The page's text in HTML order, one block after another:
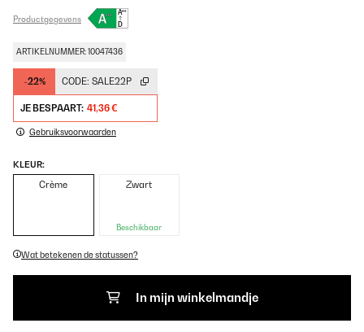
Productgegevens
ARTIKELNUMMER: 10047436
-22% CODE: SALE22P
JE BESPAART: 41,36 €
Gebruiksvoorwaarden
KLEUR:
Crème Zwart
Beschikbaar
Wat betekenen de statussen?
In mijn winkelmandje